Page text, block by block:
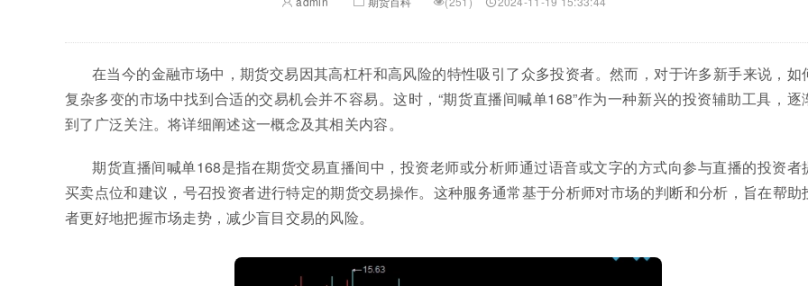
在当今的金融市场中，期货交易因其高杠杆和高风险的特性吸引了众多投资者。然而，对于许多新手来说，如
复杂多变的市场中找到合适的交易机会并不容易。这时，“期货直播间喊单168”作为一种新兴的投资辅助工具，逐
到了广泛关注。将详细阐述这一概念及其相关内容。
期货直播间喊单168是指在期货交易直播间中，投资老师或分析师通过语音或文字的方式向参与直播的投资者
买卖点位和建议，号召投资者进行特定的期货交易操作。这种服务通常基于分析师对市场的判断和分析，旨在帮助
者更好地把握市场走势，减少盲目交易的风险。